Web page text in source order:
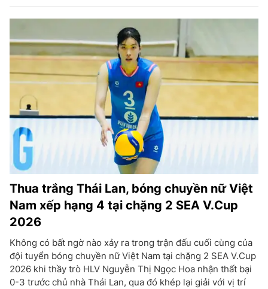
Thua trắng Thái Lan, bóng chuyền nữ Việt
Nam xếp hạng 4 tại chặng 2 SEA V.Cup
2026
Không có bất ngờ nào xảy ra trong trận đấu cuối cùng của
đội tuyển bóng chuyền nữ Việt Nam tại chặng 2 SEA V.Cup
2026 khi thầy trò HLV Nguyễn Thị Ngọc Hoa nhận thất bại
0-3 trước chủ nhà Thái Lan, qua đó khép lại giải với vị trí